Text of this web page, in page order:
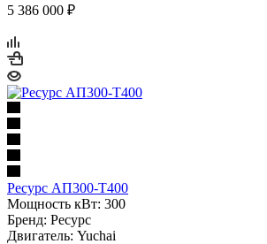
5 386 000 ₽
Ресурс АП300-Т400
Мощность кВт: 300
Бренд: Ресурс
Двигатель: Yuchai